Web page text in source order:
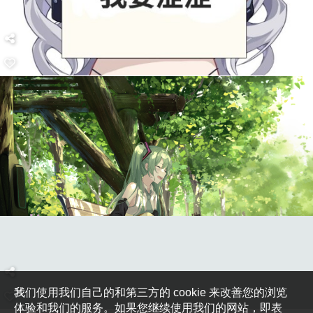
我们使用我们自己的和第三方的 cookie 来改善您的浏览
体验和我们的服务。如果您继续使用我们的网站，即表